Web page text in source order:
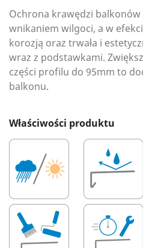
Ochrona krawędzi
wnikaniem wilgoci, a w
korozją oraz trwała i
wraz z podstawkami.
części profilu do 95mm to
balkonu.
Właściwości produktu